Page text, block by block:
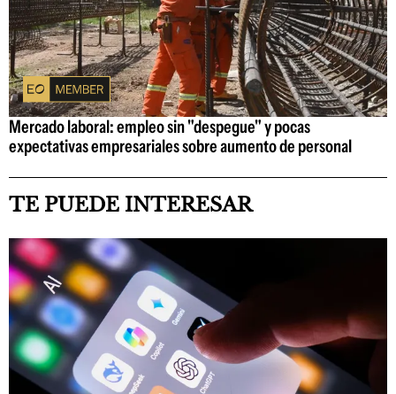
Mercado laboral: empleo sin "despegue" y pocas
expectativas empresariales sobre aumento de personal
TE PUEDE INTERESAR